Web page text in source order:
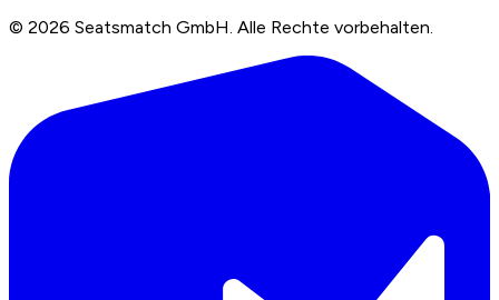
© 2026 Seatsmatch GmbH. Alle Rechte vorbehalten.